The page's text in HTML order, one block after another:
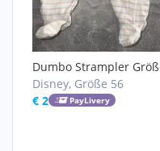
Dumbo Strampler
Disney, Größe 56
€ 2
PayLivery